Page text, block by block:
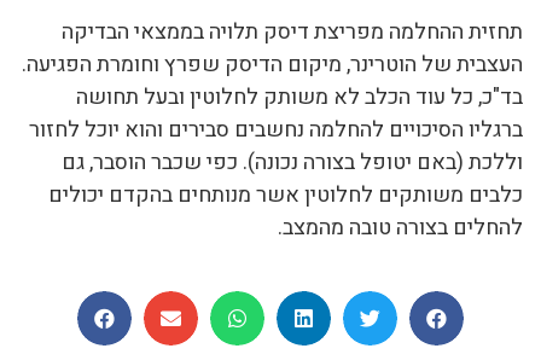
תחזית ההחלמה מפריצת דיסק תלויה בממצאי הבדיקה
העצבית של הוטרינר, מיקום הדיסק שפרץ וחומרת הפגיעה.
בד"כ, כל עוד הכלב לא משותק לחלוטין ובעל תחושה
ברגליו הסיכויים להחלמה נחשבים סבירים והוא יוכל לחזור
וללכת (באם יטופל בצורה נכונה). כפי שכבר הוסבר, גם
כלבים משותקים לחלוטין אשר מנותחים בהקדם יכולים
להחלים בצורה טובה מהמצב.